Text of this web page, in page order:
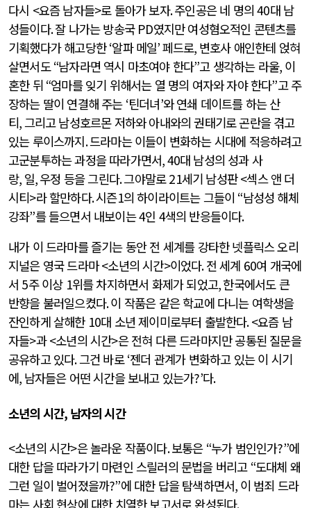
다시 <요즘 남자들>로 돌아가 보자.주인공은 네 명의40대 남
성들이다.잘 나가는 방송국 PD였지만 여성혐오적인 콘텐츠를
기획했다가 해고당한‘알파 메일’페드로, 변호사 애인한테 얹혀
살면서도“남자라면 역시 마초여야 한다”고 생각하는 라울, 이
혼한 뒤 “엄마를 잊기 위해서는 열 명의 여자와 자야 한다”고 주
장하는 딸이 연결해 주는 ‘틴더녀’와 연쇄 데이트를 하는 산
티,그리고 남성호르몬 저하와 아내와의 권태기로 곤란을 겪고
있는 루이스까지.드라마는 이들이 변화하는 시대에 적응하려고
고군분투하는 과정을 따라가면서, 40대 남성의 성과 사
랑, 일,우정 등을 그린다.그야말로21세기 남성판<섹스 앤 더
시티>라 할만하다.시즌1의 하이라이트는 그들이 “남성성 해체
강좌”를 들으면서 내보이는4인 4색의 반응들이다.
내가 이 드라마를 즐기는 동안 전 세계를 강타한 넷플릭스 오리
지널은 영국 드라마<소년의 시간>이었다.전 세계 60여 개국에
서 5주 이상 1위를 차지하면서 화제가 되었고,한국에서도 큰
반향을 불러일으켰다.이 작품은 같은 학교에 다니는 여학생을
잔인하게 살해한 10대 소년 제이미로부터 출발한다. <요즘 남
자들>과<소년의 시간>은 전혀 다른 드라마지만 공통된 질문을
공유하고 있다.그건 바로‘젠더 관계가 변화하고 있는 이 시기
에, 남자들은 어떤 시간을 보내고 있는가?’다.
소년의 시간, 남자의 시간
<소년의 시간>은 놀라운 작품이다.보통은 “누가 범인인가?”에
대한 답을 따라가기 마련인 스릴러의 문법을 버리고 “도대체 왜
그런 일이 벌어졌을까?”에 대한 답을 탐색하면서, 이 범죄 드라
마는 사회 현상에 대한 치열한 보고서로 완성된다.